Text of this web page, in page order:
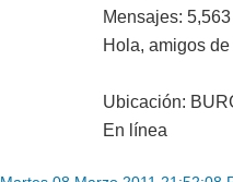
Mensajes: 5,563
Hola, amigos
Ubicación:
En línea